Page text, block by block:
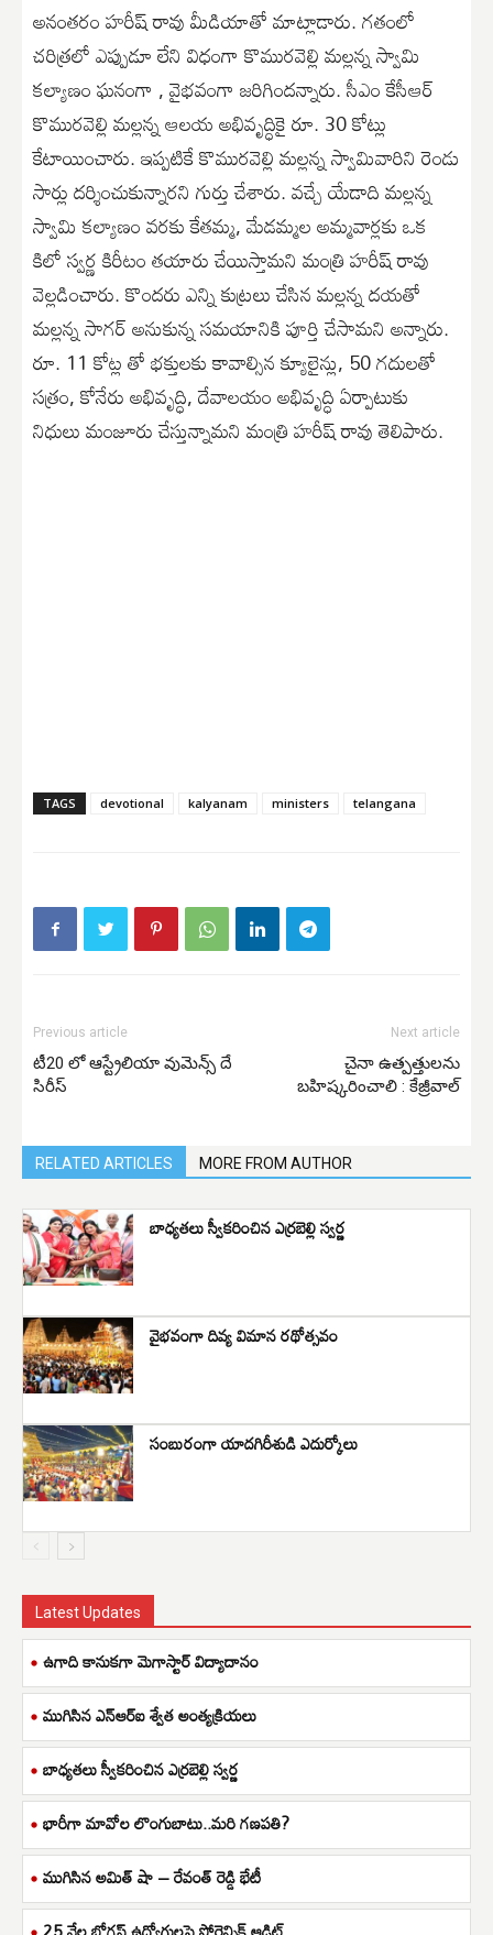
అనంతరం హరీష్ రావు మీడియాతో మాట్లాడారు. గతంలో
చరిత్రలో ఎప్పుడూ లేని విధంగా కొమురవెల్లి మల్లన్న స్వామి
కల్యాణం ఘనంగా , వైభవంగా జరిగిందన్నారు. సీఎం కేసీఆర్
కొమురవెల్లి మల్లన్న ఆలయ అభివృద్ధికై రూ. 30 కోట్లు
కేటాయించారు. ఇప్పటికే కొమురవెల్లి మల్లన్న స్వామివారిని రెండు
సార్లు దర్శించుకున్నారని గుర్తు చేశారు. వచ్చే యేడాది మల్లన్న
స్వామి కల్యాణం వరకు కేతమ్మ, మేడమ్మల అమ్మవార్లకు ఒక
కిలో స్వర్ణ కిరీటం తయారు చేయిస్తామని మంత్రి హరీష్ రావు
వెల్లడించారు. కొందరు ఎన్ని కుట్రలు చేసిన మల్లన్న దయతో
మల్లన్న సాగర్ అనుకున్న సమయానికి పూర్తి చేసామని అన్నారు.
రూ. 11 కోట్ల తో భక్తులకు కావాల్సిన క్యూలైన్లు, 50 గదులతో
సత్రం, కోనేరు అభివృద్ధి, దేవాలయం అభివృద్ధి ఏర్పాటుకు
నిధులు మంజూరు చేస్తున్నామని మంత్రి హరీష్ రావు తెలిపారు.
TAGS devotional kalyanam ministers telangana
Previous article
టీ20 లో ఆస్ట్రేలియా వుమెన్స్ దే
సిరీస్
Next article
చైనా ఉత్పత్తులను
బహిష్కరించాలి : కేజ్రీవాల్
RELATED ARTICLES MORE FROM AUTHOR
బాధ్యతలు స్వీకరించిన ఎర్రబెల్లి స్వర్ణ
వైభవంగా దివ్య విమాన రథోత్సవం
సంబురంగా యాదగిరీశుడి ఎదుర్కోలు
Latest Updates
ఉగాది కానుకగా మెగాస్టార్ విద్యాదానం
ముగిసిన ఎన్ఆర్ఐ శ్వేత అంత్యక్రియలు
బాధ్యతలు స్వీకరించిన ఎర్రబెల్లి స్వర్ణ
భారీగా మావోల లొంగుబాటు..మరి గణపతి?
ముగిసిన అమిత్ షా – రేవంత్ రెడ్డి భేటీ